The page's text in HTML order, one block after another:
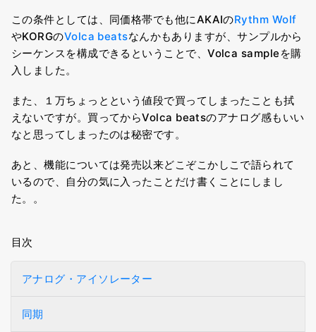
この条件としては、同価格帯でも他にAKAIのRythm Wolf
やKORGのVolca beatsなんかもありますが、サンプルから
シーケンスを構成できるということで、Volca sampleを購
入しました。
また、１万ちょっとという値段で買ってしまったことも拭
えないですが。買ってからVolca beatsのアナログ感もいい
なと思ってしまったのは秘密です。
あと、機能については発売以来どこぞこかしこで語られて
いるので、自分の気に入ったことだけ書くことにしまし
た。。
目次
アナログ・アイソレーター
同期